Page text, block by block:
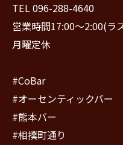
TEL 096-288-4640
営業時間17:00〜2:00(ラ
月曜定休
#CoBar
#オーセンティックバー
#熊本バー
#相撲町通り